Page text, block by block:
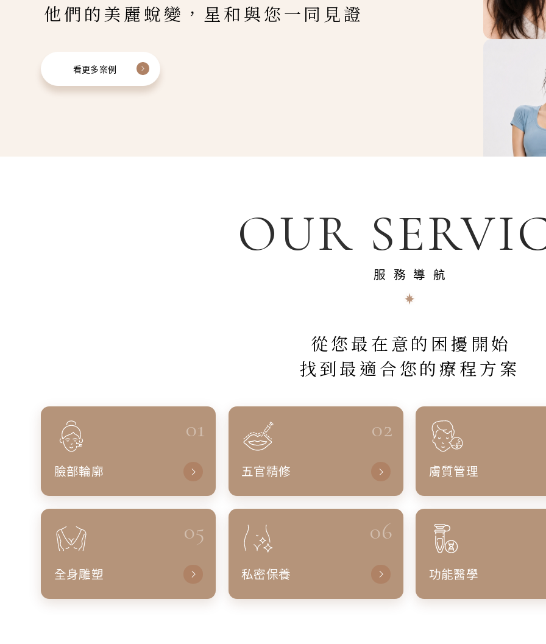
他們的美麗蛻變，星和與您一同見證
看更多案例
OUR
服務導航
從您最在意的困擾開始
找到最適合您的療程方案
01
臉部輪廓
02
五官精修 膚質管理
05
全身雕塑
06
私密保養 功能醫學